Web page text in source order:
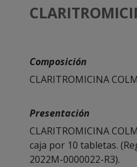
Composición
CLARITROMICINA
Presentación
CLARITROMICINA
caja por 10 tabletas.
2022M-0000022-R3).